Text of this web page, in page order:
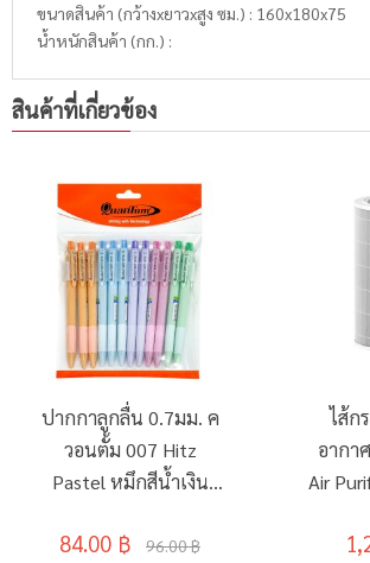
ขนาดสินค้า (กว้างxยาวxสูง ซม.) : 160x180x75
น้ำหนักสินค้า (กก.) :
สินค้าที่เกี่ยวข้อง
ปากกาลูกลื่น 0.7มม. ค
วอนตั้ม 007 Hitz
Pastel หมึกสีน้ำเงิน
84.00 ฿ 96.00 ฿
ไส้ก
อากา
Air